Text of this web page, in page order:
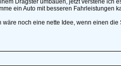
Dragster umbauen, jetzt verstehe ich
ein Auto mit besseren Fahrleistungen
wäre noch eine nette Idee, wenn einen die